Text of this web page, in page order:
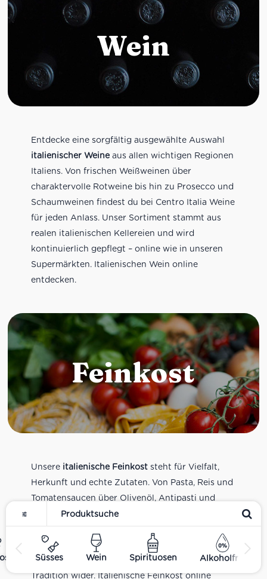
Süsses Wein Spirituosen Alkoholfrei
Wein
Entdecke eine sorgfältig ausgewählte Auswahl
italienischer Weineaus allen wichtigen Regionen
Italiens. Von frischen Weißweinen über
charaktervolle Rotweine bis hin zu Prosecco und
Schaumweinen findest du bei Centro Italia Weine
für jeden Anlass. Unser Sortiment stammt aus
realen italienischen Kellereien und wird
kontinuierlich gepflegt – online wie in unseren
Supermärkten. Italienischen Wein online
entdecken.
Feinkost
Unsere italienische Feinkoststeht für Vielfalt,
Herkunft und echte Zutaten. Von Pasta, Reis und
Tomatensaucen über Olivenöl, Antipasti und
Pesto bis zu Balsamico und Spezialitäten aus
verschiedenen Regionen Italiens. Alle Produkte
sind Teil unseres realen Supermarkt-Sortiments
und spiegeln italienische Alltagsküche und
Tradition wider. Italienische Feinkost online